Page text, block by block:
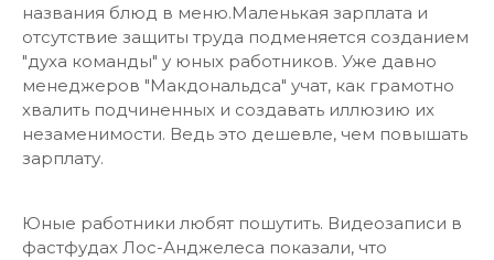
названия блюд в меню.Маленькая зарплата и
отсутствие защиты труда подменяется созданием
"духа команды" у юных работников. Уже давно
менеджеров "Макдональдса" учат, как грамотно
хвалить подчиненных и создавать иллюзию их
незаменимости. Ведь это дешевле, чем повышать
зарплату.
Юные работники любят пошутить. Видеозаписи в
фастфудах Лос-Анджелеса показали, что